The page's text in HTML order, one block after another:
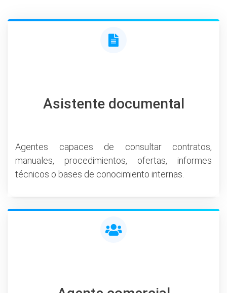
Asistente documental
Agentes capaces de consultar contratos,
manuales, procedimientos, ofertas, informes
técnicos o bases de conocimiento internas.